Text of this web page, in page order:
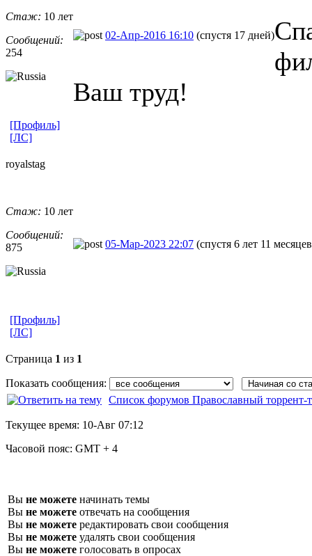
Стаж: 10 лет
Сообщений:
254
02-Апр-2016 16:10 (спустя 17 дней)
Ваш труд!
[Профиль]
[ЛС]
royalstag
Стаж: 10 лет
Сообщений:
875
05-Мар-2023 22:07 (спустя 6 лет 11
[Профиль]
[ЛС]
Страница 1 из 1
Показать сообщения:
Список форумов Православный торрент-
Текущее время: 10-Авг 07:12
Часовой пояс: GMT + 4
Вы не можете начинать темы
Вы не можете отвечать на сообщения
Вы не можете редактировать свои сообщения
Вы не можете удалять свои сообщения
Вы не можете голосовать в опросах